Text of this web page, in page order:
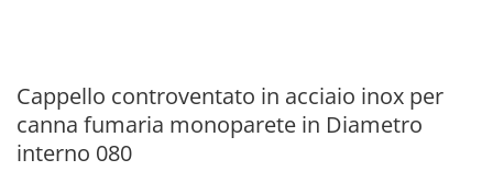
Cappello controventato in acciaio inox per
canna fumaria monoparete in Diametro
interno 080